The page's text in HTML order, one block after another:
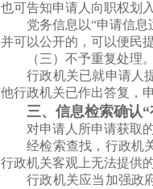
也可告知申请人向职权划
党务信息以“申请信
并可以公开的，可以便民
（三）不予重复处理。
行政机关已就申请人
他行政机关已作出答复，
三、信息检索确认“
对申请人所申请获取
经检索查找，行政机
行政机关客观上无法提供
行政机关应当加强政